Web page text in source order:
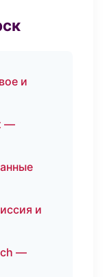
и
—
и
—